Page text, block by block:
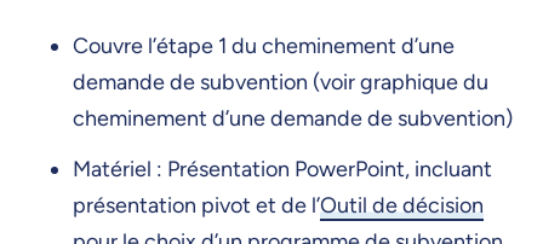
Couvre l’étape 1 du cheminement d’une
demande de subvention (voir graphique du
cheminement d’une demande de subvention)
Matériel : Présentation PowerPoint, incluant
présentation pivot et de l’Outil de décision